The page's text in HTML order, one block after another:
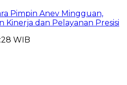
Pimpin Anev Mingguan,
Kinerja dan Pelayanan Presisi
WIB